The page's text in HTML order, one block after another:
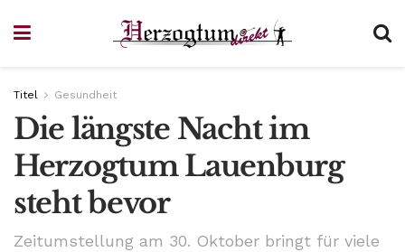
Titel Gesundheit
Die längste Nacht im
Herzogtum Lauenburg
steht bevor
Zeitumstellung am 30. Oktober bringt für viele